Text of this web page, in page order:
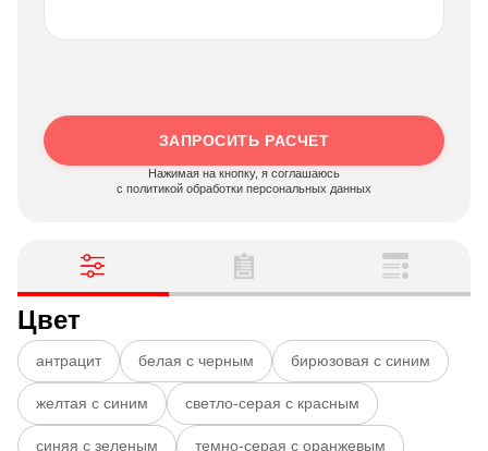
ЗАПРОСИТЬ РАСЧЕТ
Нажимая на кнопку, я соглашаюсь
c политикой обработки персональных данных
Цвет
антрацит белая с черным бирюзовая с синим
желтая с синим светло-серая с красным
синяя с зеленым темно-серая с оранжевым